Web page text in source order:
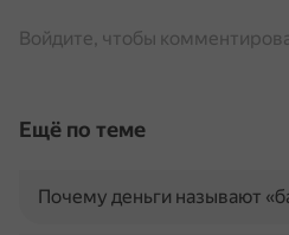
Войдите, чтобы
Ещё по теме
Почему деньги называют